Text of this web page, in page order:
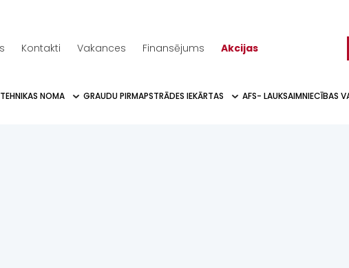
Kontakti Vakances Finansējums Akcijas
TEHNIKAS NOMA GRAUDU PIRMAPSTRĀDES IEKĀRTAS AFS- LAUKSAIMNIECĪBAS